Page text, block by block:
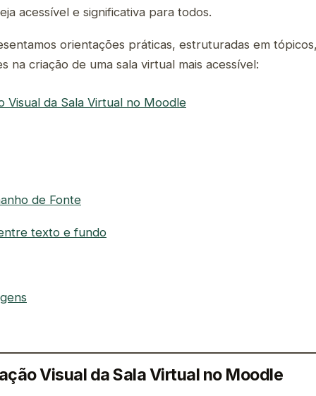
acessível e significativa para todos.
orientações práticas, estruturadas em
na criação de uma sala virtual mais acessível:
Visual da Sala Virtual no Moodle
de Fonte
texto e fundo
Visual da Sala Virtual no Moodle